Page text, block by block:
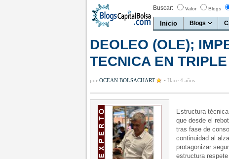
Buscar: Valor Blogs
Inicio Blogs
DEOLEO (OLE);
TECNICA EN
por OCEAN BOLSACHART • Hace 4 años
Estructura
que desde el
tras fase de
continuidad al
protagonizar
estructura